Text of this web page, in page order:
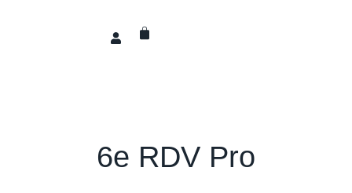
6e RDV Pro